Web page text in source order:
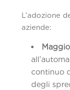
L’adozione
aziende:
continuo
degli